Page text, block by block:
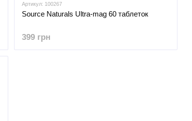
Артикул: 100267
Source Naturals Ultra-mag 60 таблеток
399 грн